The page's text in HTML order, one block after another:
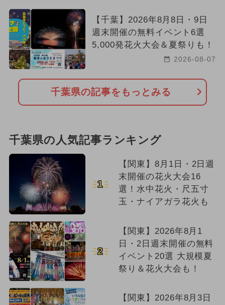
【千葉】2026年8月8日・9日
週末開催の無料イベント6選
5,000発花火大会＆夏祭りも！
2026-08-07
千葉県の記事をもっとみる
千葉県の人気記事ランキング
1
【関東】8月1日・2日週
末開催の花火大会16
選！水中花火・尺五寸
玉・ナイアガラ花火も
2
【関東】2026年8月1
日・2日週末開催の無料
イベント20選 大規模夏
祭り＆花火大会も！
【関東】2026年8月3日